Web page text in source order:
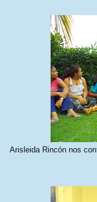
Arisleida Rincón nos